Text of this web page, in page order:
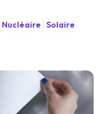
Nucléaire Solaire